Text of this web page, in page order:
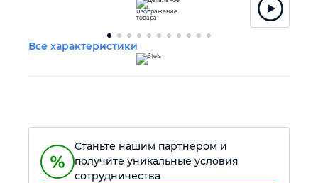
Столярный инструмент
Силовое оборудование
Все характеристики
Станьте нашим партнером и
получите уникальные условия
сотрудничества